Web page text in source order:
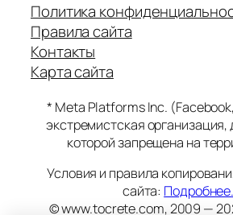
Политика
Правила сайта
Контакты
Карта сайта
* Meta Platforms Inc.
экстремистская организация,
которой запрещена на
Условия и правила
сайта:
© www.tocrete.com, 2009 —